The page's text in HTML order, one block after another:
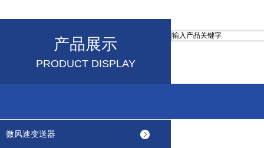
产品展示
PRODUCT DISPLAY
微风速变送器